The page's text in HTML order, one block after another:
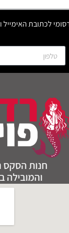
לכתובת
חנות הסקס
והמובילה